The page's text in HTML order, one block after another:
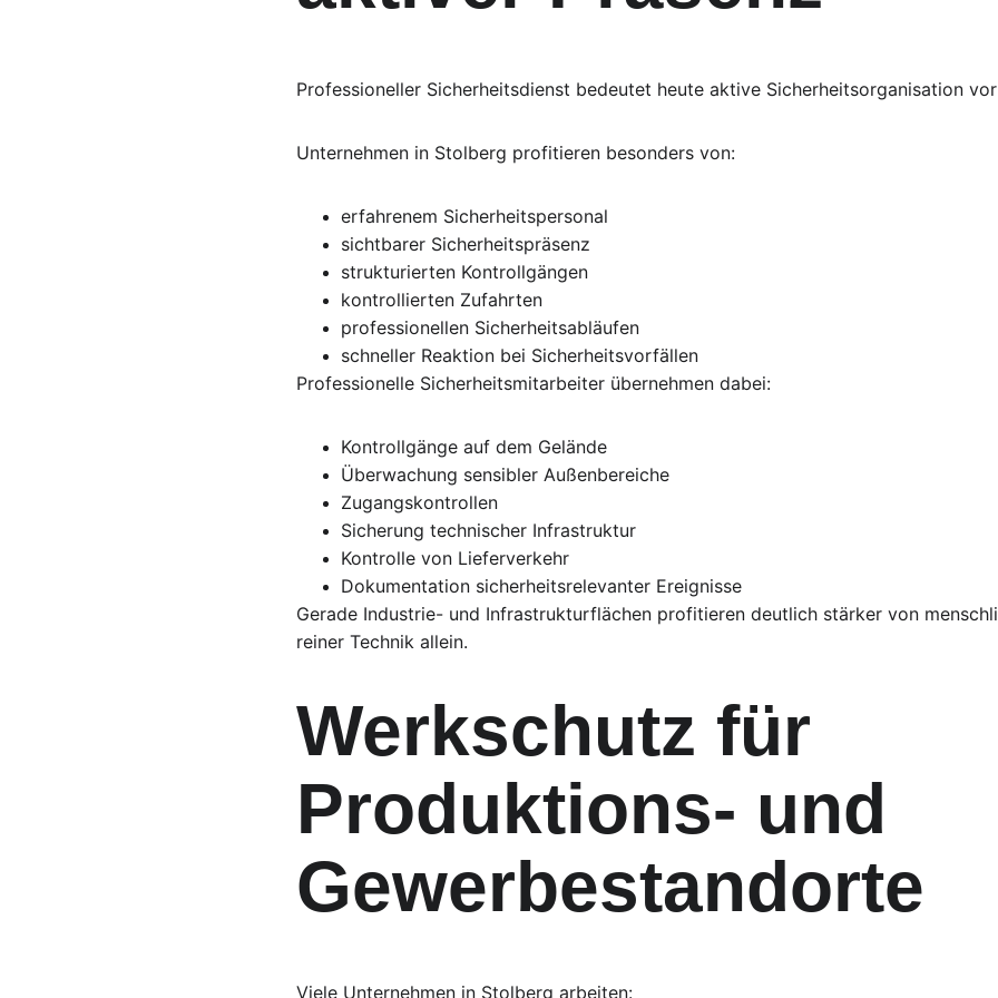
Professioneller Sicherheitsdienst bedeutet heute aktive Sicherheitsorganisation
Unternehmen in Stolberg profitieren besonders von:
erfahrenem Sicherheitspersonal
sichtbarer Sicherheitspräsenz
strukturierten Kontrollgängen
kontrollierten Zufahrten
professionellen Sicherheitsabläufen
schneller Reaktion bei Sicherheitsvorfällen
Professionelle Sicherheitsmitarbeiter übernehmen dabei:
Kontrollgänge auf dem Gelände
Überwachung sensibler Außenbereiche
Zugangskontrollen
Sicherung technischer Infrastruktur
Kontrolle von Lieferverkehr
Dokumentation sicherheitsrelevanter Ereignisse
Gerade Industrie- und Infrastrukturflächen profitieren deutlich stärker von
reiner Technik allein.
Werkschutz für
Produktions- und
Gewerbestandorte
Viele Unternehmen in Stolberg arbeiten: